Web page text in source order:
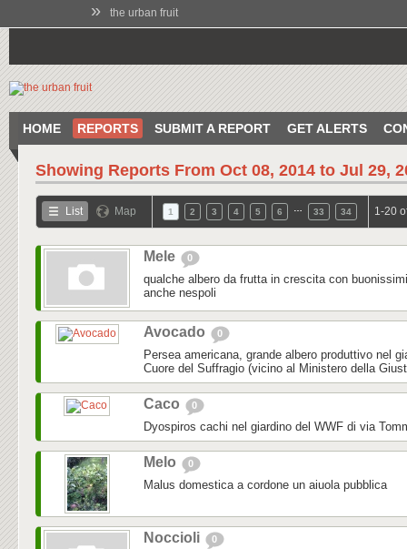
» the urban fruit
HOME REPORTS SUBMIT A REPORT GET ALERTS
Showing Reports From Oct 08, 2014 to Jul 29,
List Map 1 2 3 4 5 6 33 34 1-20
Mele 0
qualche albero da frutta in crescita con
anche nespoli
Avocado 0
Persea americana, grande albero produttivo nel
Cuore del Suffragio (vicino al Ministero della
Caco 0
Dyospiros cachi nel giardino del WWF di via
Melo 0
Malus domestica a cordone un aiuola pubblica
Noccioli 0